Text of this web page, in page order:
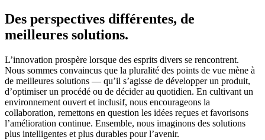
Des perspectives différentes, de
meilleures solutions.
L’innovation prospère lorsque des esprits divers se rencontrent.
Nous sommes convaincus que la pluralité des points de vue mène à
de meilleures solutions — qu’il s’agisse de développer un produit,
d’optimiser un procédé ou de décider au quotidien. En cultivant un
environnement ouvert et inclusif, nous encourageons la
collaboration, remettons en question les idées reçues et favorisons
l’amélioration continue. Ensemble, nous imaginons des solutions
plus intelligentes et plus durables pour l’avenir.